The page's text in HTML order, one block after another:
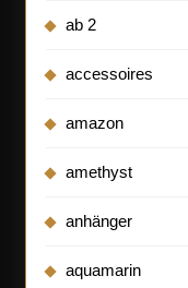
ab 2
accessoires
amazon
amethyst
anhänger
aquamarin